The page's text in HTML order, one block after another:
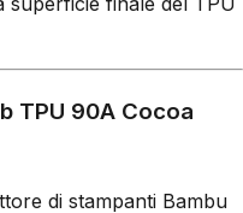
TPU 90A Cocoa
di stampanti Bambu